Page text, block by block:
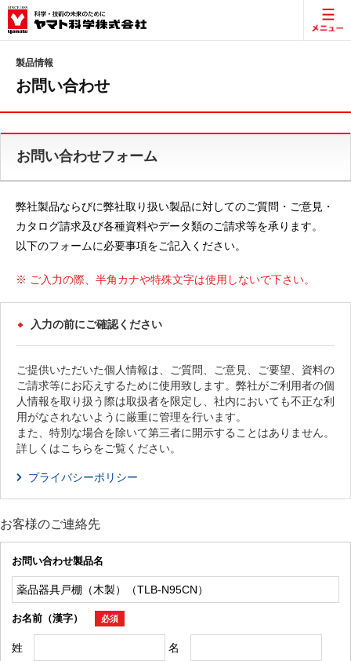
製品情報
お問い合わせ
お問い合わせフォーム
弊社製品ならびに弊社取り扱い製品に対してのご質問・ご意見・
カタログ請求及び各種資料やデータ類のご請求等を承ります。
以下のフォームに必要事項をご記入ください。
※ ご入力の際、半角カナや特殊文字は使用しないで下さい。
入力の前にご確認ください
ご提供いただいた個人情報は、ご質問、ご意見、ご要望、資料の
ご請求等にお応えするために使用致します。弊社がご利用者の個
人情報を取り扱う際は取扱者を限定し、社内においても不正な利
用がなされないように厳重に管理を行います。
また、特別な場合を除いて第三者に開示することはありません。
詳しくはこちらをご覧ください。
プライバシーポリシー
お客様のご連絡先
お問い合わせ製品名
お名前（漢字） 必須
姓 名